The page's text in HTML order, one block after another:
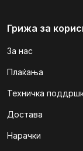
Грижа за
За нас
Плаќања
Техничка
Достава
Нарачки